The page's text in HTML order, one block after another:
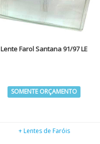
Lente Farol Santana 91/97 LE
SOMENTE ORÇAMENTO
+ Lentes de Faróis